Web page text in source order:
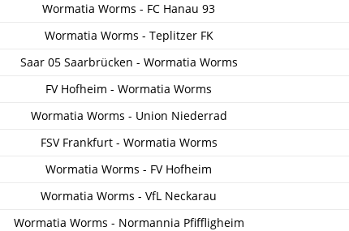
Wormatia Worms - FC Hanau 93
Wormatia Worms - Teplitzer FK
Saar 05 Saarbrücken - Wormatia Worms
FV Hofheim - Wormatia Worms
Wormatia Worms - Union Niederrad
FSV Frankfurt - Wormatia Worms
Wormatia Worms - FV Hofheim
Wormatia Worms - VfL Neckarau
Wormatia Worms - Normannia Pfiffligheim